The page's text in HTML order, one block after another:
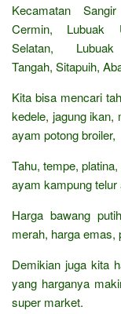
Kecamatan
Cermin, Lubuak
Selatan,
Tangah, Sitapuih,
Kita bisa mencari
kedele, jagung ikan,
ayam potong broiler,
Tahu, tempe,
ayam kampung
Harga bawang
merah, harga emas,
Demikian juga kita
yang harganya
super market.